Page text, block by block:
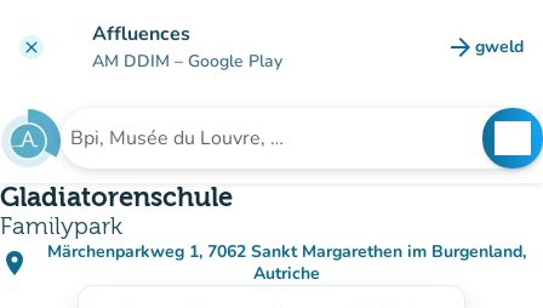
clear Affluences
AM DDIM – Google Play arrow_forward gweld
(tab
Chwilio am sefydliad
Gladiatorenschule
Familypark
place
Märchenparkweg 1, 7062 Sankt Margarethen im Burgenland,
Autriche
(agor yn Google Maps)
(tab newydd)